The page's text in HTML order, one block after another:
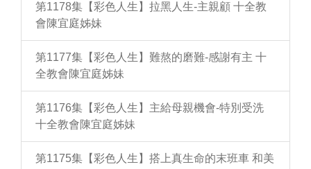
第1178集【彩色人生】拉黑人生-主親顧 十全教
會陳宜庭姊妹
第1177集【彩色人生】難熬的磨難-感謝有主 十
全教會陳宜庭姊妹
第1176集【彩色人生】主給母親機會-特別受洗
十全教會陳宜庭姊妹
第1175集【彩色人生】搭上真生命的末班車 和美